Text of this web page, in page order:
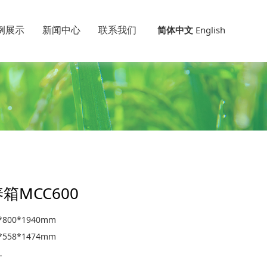
简体中文 English
展示 新闻中心 联系我们
MCC600